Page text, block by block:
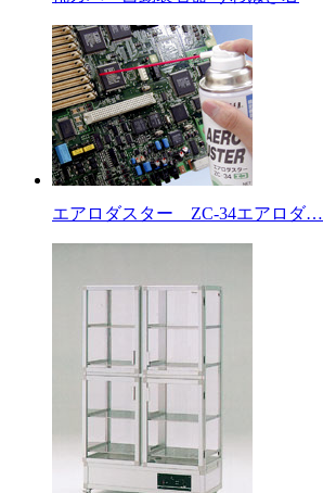
エアロダスター ZC-34エアロダ…